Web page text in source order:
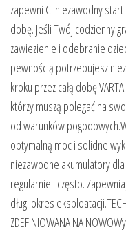
zapewni Ci niezawodny start
dobę. Jeśli Twój codzienny
zawiezienie i odebranie
pewnością potrzebujesz
kroku przez całą
którzy muszą polegać na
od warunków
optymalną moc i solidne
niezawodne akumulatory
regularnie i często.
długi okres
ZDEFINIOWANA NA